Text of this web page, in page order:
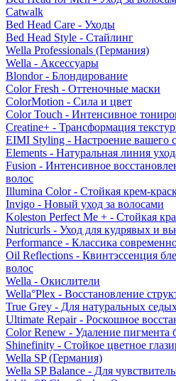
Catwalk
Bed Head Care - Уходы
Bed Head Style - Стайлинг
Wella Professionals (Германия)
Wella - Аксессуары
Blondor - Блондирование
Color Fresh - Оттеночные маски
ColorMotion - Сила и цвет
Color Touch - Интенсивное
Creatine+ - Трансформация
EIMI Styling - Настроение вашего
Elements - Натуральная линия
Fusion - Интенсивное
волос
Illumina Color - Стойкая крем-
Invigo - Новый уход за волосами
Koleston Perfect Me + - Стойкая
Nutricurls - Уход для кудрявых и
Performance - Классика
Oil Reflections - Квинтэссенция
волос
Wella - Окислители
Wella°Plex - Восстановление
True Grey - Для натуральных
Ultimate Repair - Роскошное
Color Renew - Удаление пигмента
Shinefinity - Стойкое цветное
Wella SP (Германия)
Wella SP Balance - Для